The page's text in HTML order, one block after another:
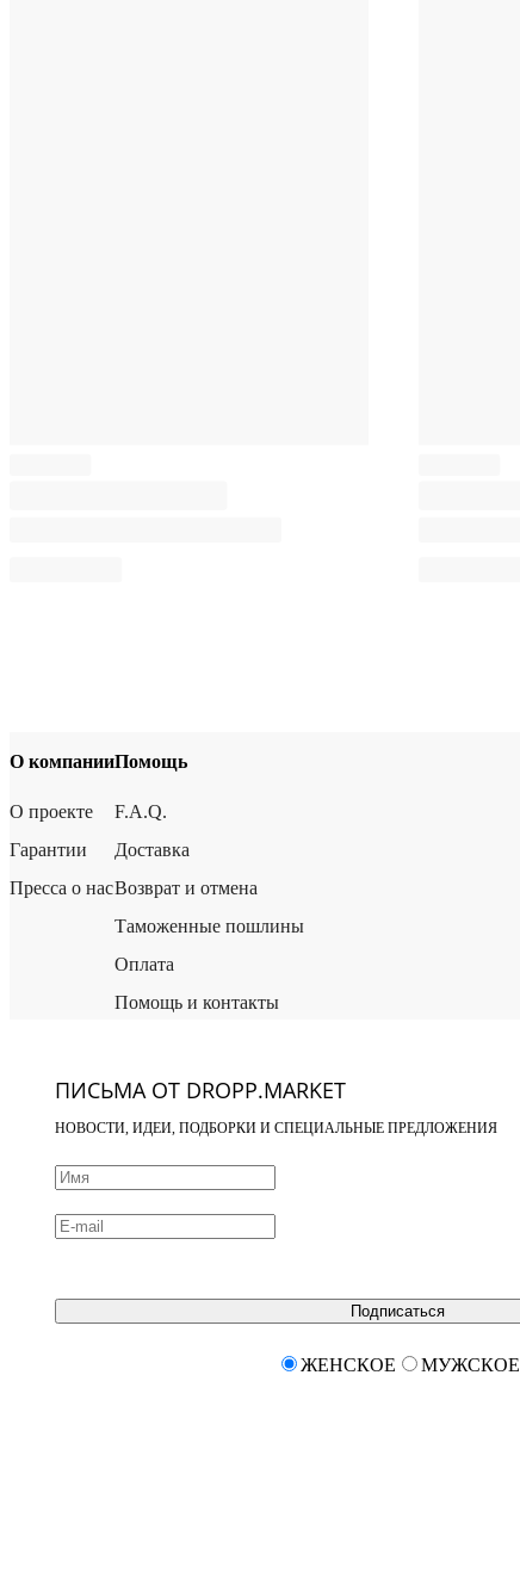
О компании
О проекте
Гарантии
Пресса о нас
Помощь
F.A.Q.
Доставка
Возврат и отмена
Таможенные пошлины
Оплата
Помощь и контакты
ПИСЬМА ОТ DROPP.MARKET
НОВОСТИ, ИДЕИ, ПОДБОРКИ И СПЕЦИАЛЬНЫЕ ПРЕДЛОЖЕНИЯ
Подписаться
ЖЕНСКОЕ МУЖСКОЕ